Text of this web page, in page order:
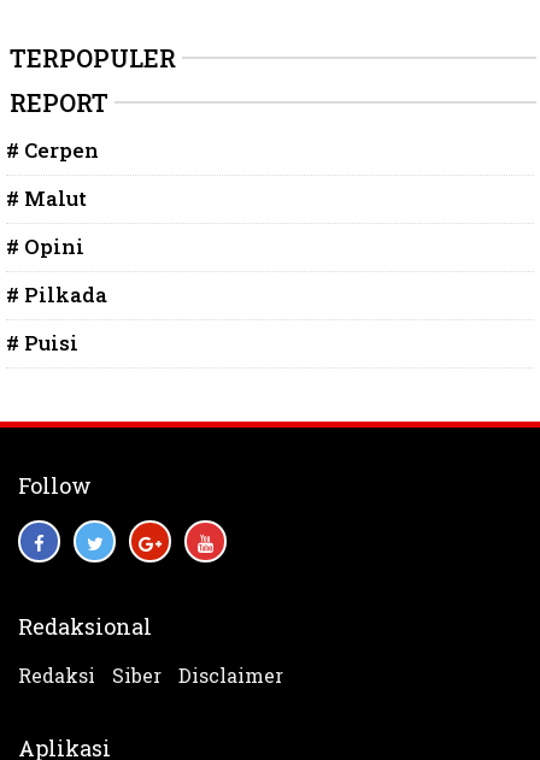
TERPOPULER
REPORT
# Cerpen
# Malut
# Opini
# Pilkada
# Puisi
Follow
Redaksional
Redaksi Siber Disclaimer
Aplikasi